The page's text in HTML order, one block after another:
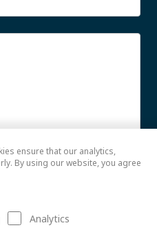
meiner hierWeiterlesen
ensure that our analytics,
By using our website, you agree
Analytics